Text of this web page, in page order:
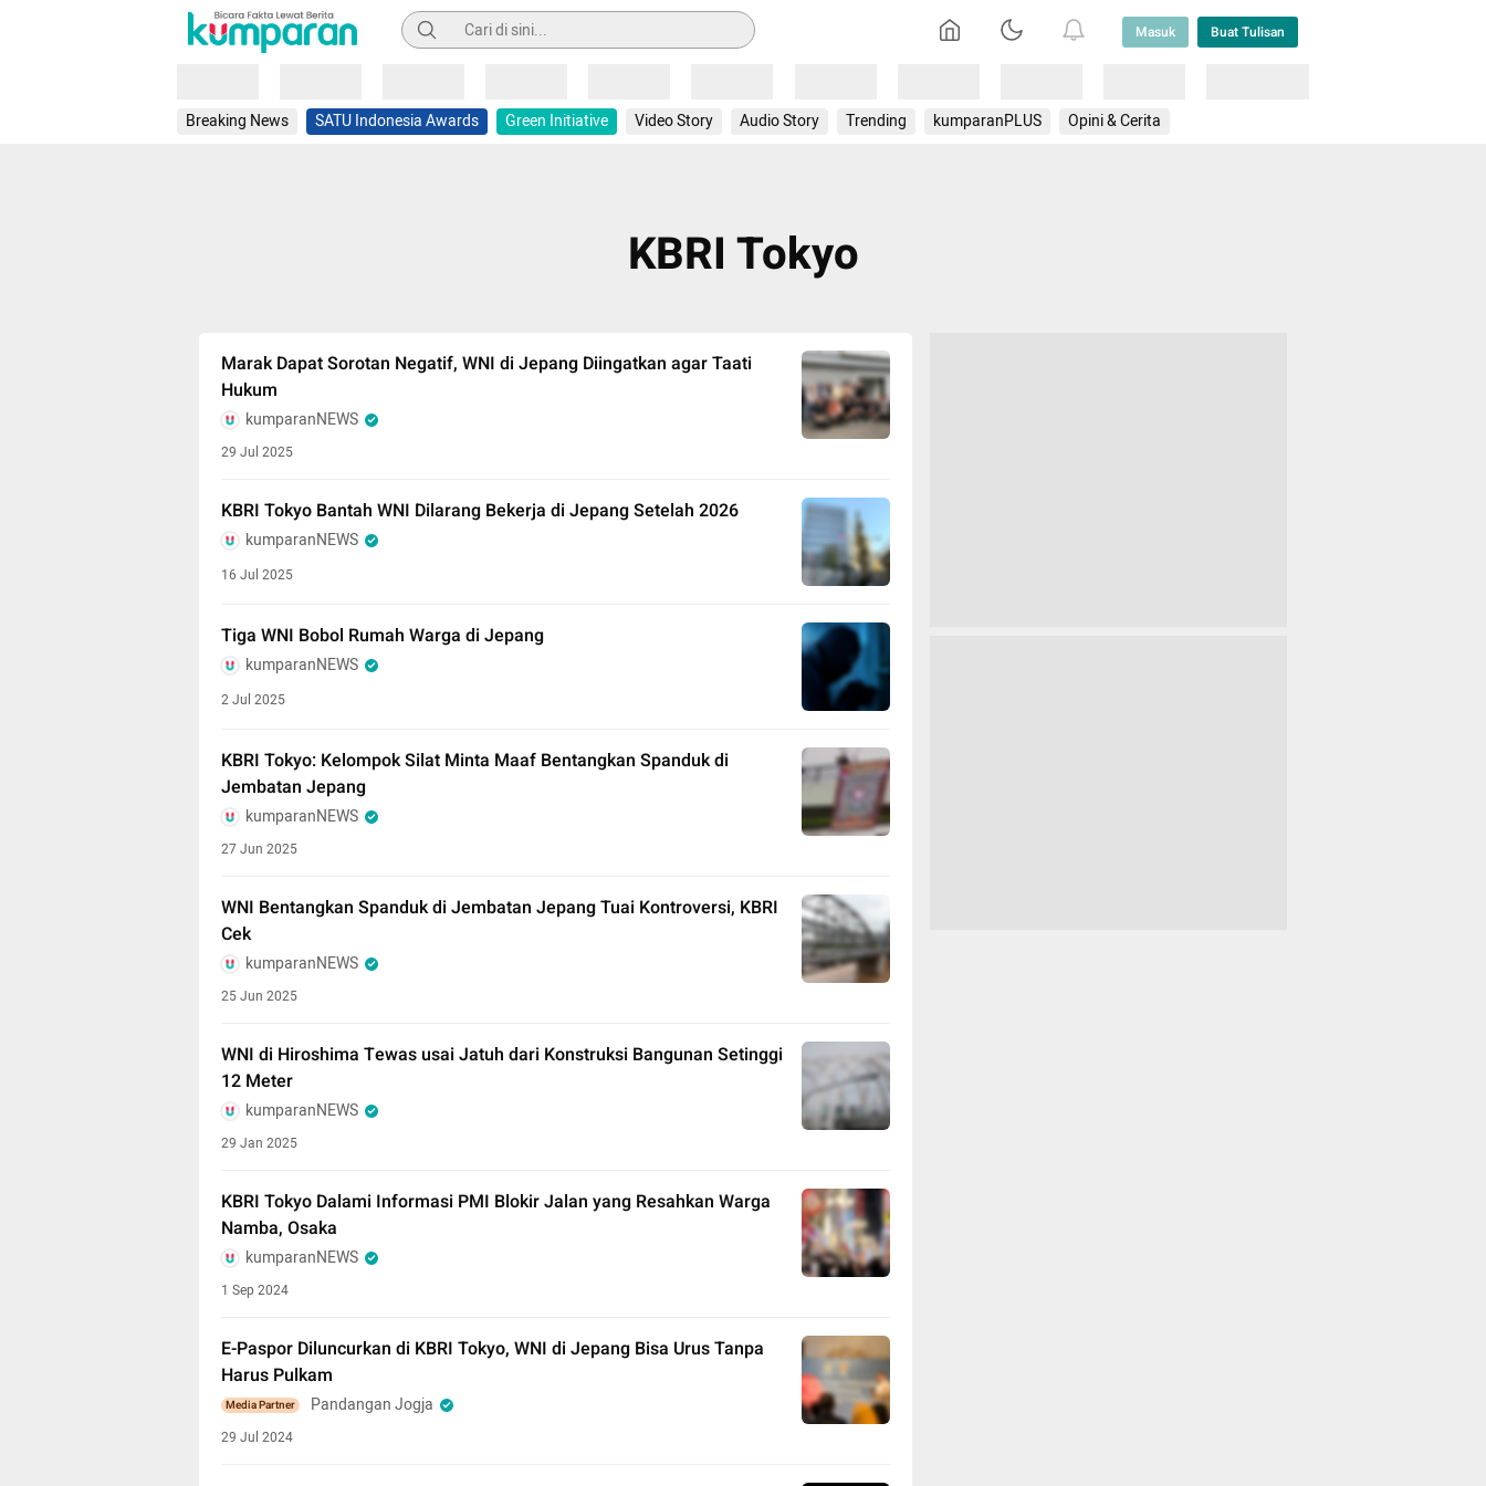
Pencarian Masuk Buat Tulisan
Breaking News SATU Indonesia Awards Green Initiative Video Story Audio Story Trending kumparanPLUS Opini & Cerita
KBRI Tokyo
Marak Dapat Sorotan Negatif, WNI di Jepang Diingatkan agar Taati
Hukum
kumparanNEWS
29 Jul 2025
KBRI Tokyo Bantah WNI Dilarang Bekerja di Jepang Setelah 2026
kumparanNEWS
16 Jul 2025
Tiga WNI Bobol Rumah Warga di Jepang
kumparanNEWS
2 Jul 2025
KBRI Tokyo: Kelompok Silat Minta Maaf Bentangkan Spanduk di
Jembatan Jepang
kumparanNEWS
27 Jun 2025
WNI Bentangkan Spanduk di Jembatan Jepang Tuai Kontroversi, KBRI
Cek
kumparanNEWS
25 Jun 2025
WNI di Hiroshima Tewas usai Jatuh dari Konstruksi Bangunan Setinggi
12 Meter
kumparanNEWS
29 Jan 2025
KBRI Tokyo Dalami Informasi PMI Blokir Jalan yang Resahkan Warga
Namba, Osaka
kumparanNEWS
1 Sep 2024
E-Paspor Diluncurkan di KBRI Tokyo, WNI di Jepang Bisa Urus Tanpa
Harus Pulkam
Media Partner Pandangan Jogja
29 Jul 2024